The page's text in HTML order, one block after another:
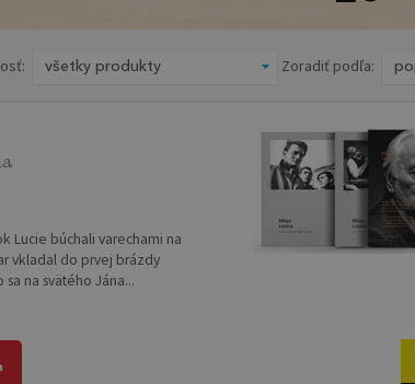
Zoradiť podľa:
Lucie búchali varechami na
vkladal do prvej brázdy
na svätého Jána...